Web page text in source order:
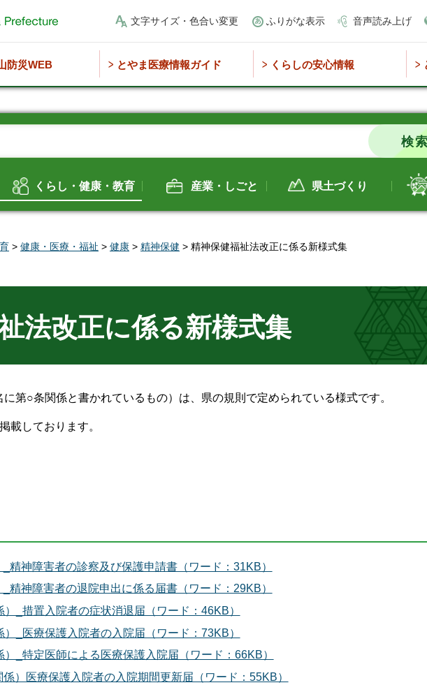
文字サイズ・色合い変更 ふりがな表示 音声読み上げ
防災WEB とやま医療情報ガイド くらしの安心情報
くらし・健康・教育 産業・しごと 県土づくり
> 健康・医療・福祉 > 健康 > 精神保健 > 精神保健福祉法改正に係る新様式集
法改正に係る新様式集
第○条関係と書かれているもの）は、県の規則で定められている様式です。
載しております。
精神障害者の診察及び保護申請書（ワード：31KB）
精神障害者の退院申出に係る届書（ワード：29KB）
_措置入院者の症状消退届（ワード：46KB）
_医療保護入院者の入院届（ワード：73KB）
_特定医師による医療保護入院届（ワード：66KB）
）医療保護入院者の入院期間更新届（ワード：55KB）